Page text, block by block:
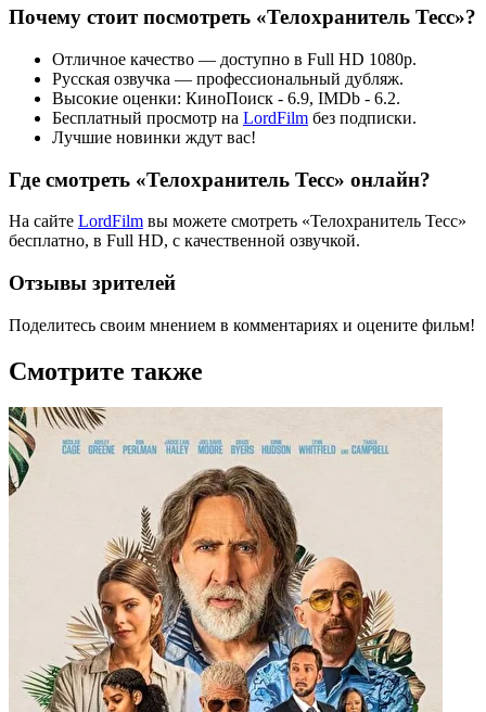
Почему стоит посмотреть «Телохранитель Тесс»?
Отличное качество — доступно в Full HD 1080p.
Русская озвучка — профессиональный дубляж.
Высокие оценки: КиноПоиск - 6.9, IMDb - 6.2.
Бесплатный просмотр на LordFilm без подписки.
Лучшие новинки ждут вас!
Где смотреть «Телохранитель Тесс» онлайн?
На сайте LordFilm вы можете смотреть «Телохранитель Тесс»
бесплатно, в Full HD, с качественной озвучкой.
Отзывы зрителей
Поделитесь своим мнением в комментариях и оцените фильм!
Смотрите также